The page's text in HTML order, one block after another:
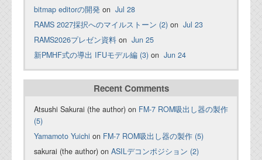
bitmap editorの開発 on Jul 28
RAMS 2027採択へのマイルストーン (2) on Jul 23
RAMS2026プレゼン資料 on Jun 25
新PMHF式の導出 IFUモデル編 (3) on Jun 24
Recent Comments
Atsushi Sakurai (the author) on FM-7 ROM吸出し器の製作
(5)
Yamamoto Yuichi on FM-7 ROM吸出し器の製作 (5)
sakurai (the author) on ASILデコンポジション (2)